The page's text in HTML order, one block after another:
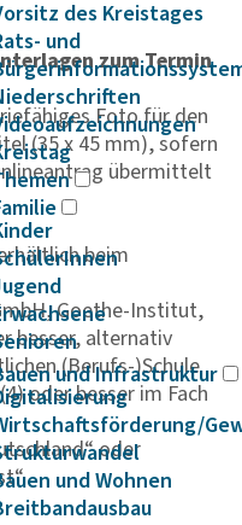
des Kreistages
und
und Infrastruktur
und Wohnen
zum Termin
Foto für den
(35 x 45 mm), sofern
übermittelt
beim
Goethe-Institut,
besser, alternativ
(Berufs-)Schule
oder besser im Fach
oder